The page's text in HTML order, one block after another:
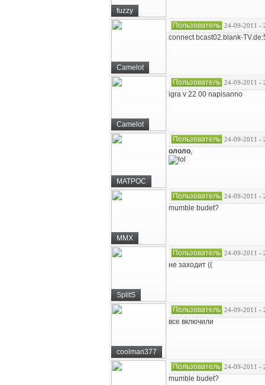
fuzzy
Camelot
Пользователь 24-09-2011 -
connect bcast02.blank-
Camelot
Пользователь 24-09-2011 -
igra v 22 00 napisanno
MATPOC
Пользователь 24-09-2011 -
ололо,
MMX
Пользователь 24-09-2011 -
mumble budet?
SplitS
Пользователь 24-09-2011 -
не заходит ((
coolman377
Пользователь 24-09-2011 -
все включили
Пользователь 24-09-2011 -
mumble budet?